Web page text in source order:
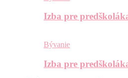
Izba pre
Bývanie
Izba pre